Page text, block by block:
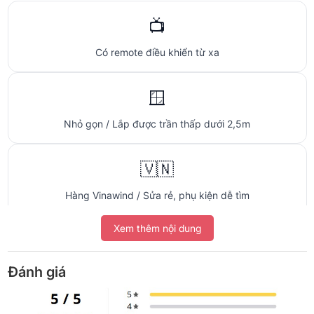
📺
Có remote điều khiển từ xa
🪟
Nhỏ gọn / Lắp được trần thấp dưới 2,5m
🇻🇳
Hàng Vinawind / Sửa rẻ, phụ kiện dễ tìm
🚚
Xem thêm nội dung
Đánh giá